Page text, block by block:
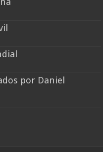
por Daniel